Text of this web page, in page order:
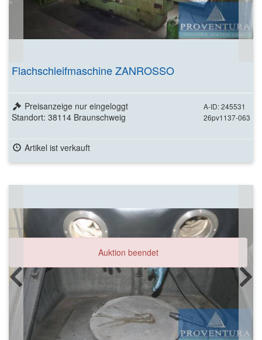
Flachschleifmaschine ZANROSSO
A-ID: 245531
26pv1137-063
Preisanzeige nur eingeloggt
Standort: 38114 Braunschweig
Artikel ist verkauft
Auktion beendet